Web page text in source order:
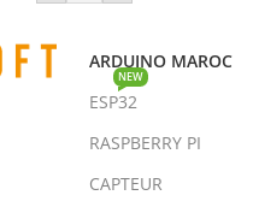
ARDUINO MAROC
ESP32
NEW
RASPBERRY PI
CAPTEUR